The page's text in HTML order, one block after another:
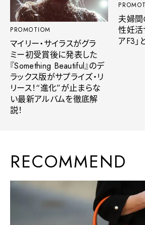
PROMOTIOM
マイリー・サイラスがグラ
ミー初受賞後に発表した
『Something Beautiful』のデ
ラックス版がサプライズ・リ
リース！“進化”が止まらな
い最新アルバムを徹底解
説！
夫婦間
性妊活
アF3」
RECOMMEND